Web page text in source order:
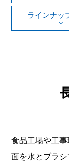
ラインナッ
食品工場や工
面を水とブラシ